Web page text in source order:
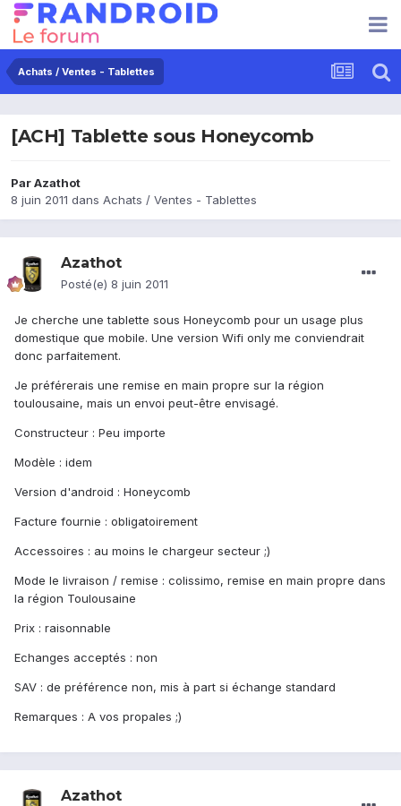
Achats / Ventes - Tablettes
[ACH] Tablette sous Honeycomb
ParAzathot
8 juin 2011 dans Achats / Ventes - Tablettes
Azathot
Posté(e) 8 juin 2011
Je cherche une tablette sous Honeycomb pour un usage plus
domestique que mobile. Une version Wifi only me conviendrait
donc parfaitement.
Je préférerais une remise en main propre sur la région
toulousaine, mais un envoi peut-être envisagé.
Constructeur : Peu importe
Modèle : idem
Version d'android : Honeycomb
Facture fournie : obligatoirement
Accessoires : au moins le chargeur secteur ;)
Mode le livraison / remise : colissimo, remise en main propre dans
la région Toulousaine
Prix : raisonnable
Echanges acceptés : non
SAV : de préférence non, mis à part si échange standard
Remarques : A vos propales ;)
Azathot